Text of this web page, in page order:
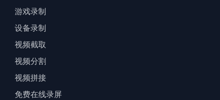
游戏录制
设备录制
视频截取
视频分割
视频拼接
免费在线录屏